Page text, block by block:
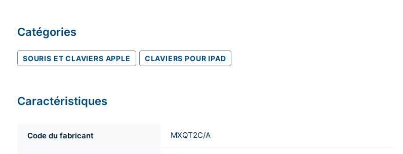
Catégories
SOURIS ET CLAVIERS APPLE CLAVIERS POUR IPAD
Caractéristiques
Code du fabricant MXQT2C/A